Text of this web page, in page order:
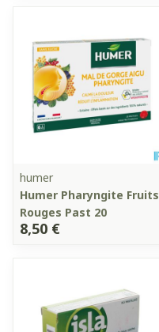
humer
Humer Pharyngite Fruits
Rouges Past 20
8,50 €